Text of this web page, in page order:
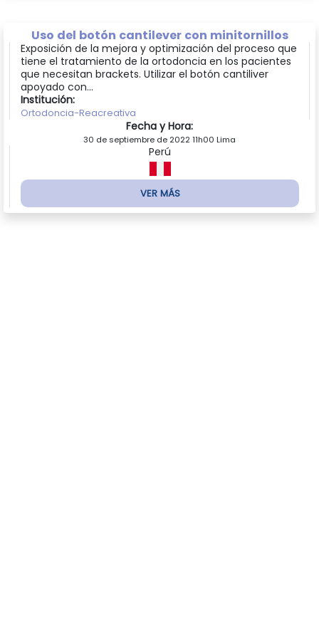
Uso del botón cantilever con minitornillos
Exposición de la mejora y optimización del proceso que
tiene el tratamiento de la ortodoncia en los pacientes
que necesitan brackets. Utilizar el botón cantiliver
apoyado con...
Institución:
Ortodoncia-Reacreativa
Fecha y Hora:
30 de septiembre de 2022 11h00 Lima
Perú
VER MÁS